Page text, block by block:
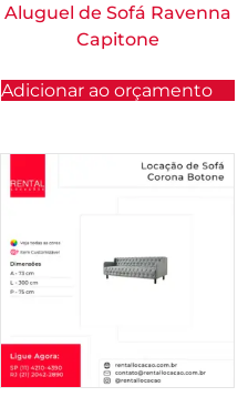
Aluguel de Sofá Ravenna
Capitone
Adicionar ao orçamento